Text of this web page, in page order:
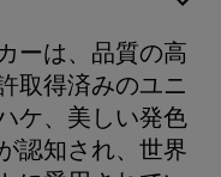
ーは、品質の高
取得済みのユニ
ケ、美しい発色
認知され、世界